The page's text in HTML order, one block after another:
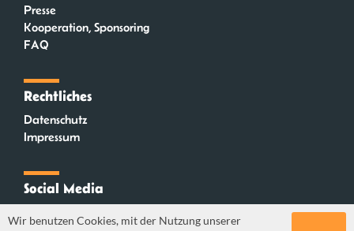
Presse
Kooperation, Sponsoring
FAQ
Rechtliches
Datenschutz
Impressum
Social Media
Wir benutzen Cookies, mit der Nutzung unserer